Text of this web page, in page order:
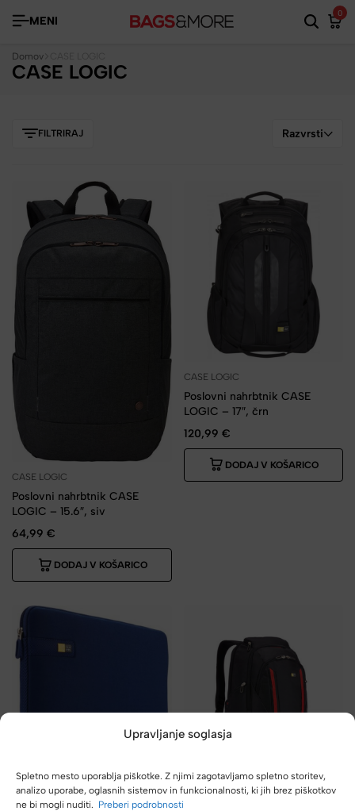
Upravljanje soglasja
Spletno mesto uporablja piškotke. Z njimi zagotavljamo spletno storitev,
analizo uporabe, oglasnih sistemov in funkcionalnosti, ki jih brez piškotkov
ne bi mogli nuditi. Preberi podrobnosti
MENI
0
CASE LOGIC
Domov
FILTRIRAJ Razvrsti
CASE LOGIC
Poslovni nahrbtnik CASE
LOGIC – 15.6″, siv
64,99 €
DODAJ V KOŠARICO
CASE LOGIC
Poslovni nahrbtnik CASE
LOGIC – 17″, črn
120,99 €
DODAJ V KOŠARICO
CASE LOGIC
Ovitek za prenosni računalnik